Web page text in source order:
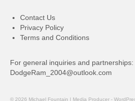
Contact Us
Privacy Policy
Terms and Conditions
For general inquiries and partnerships:
DodgeRam_2004@outlook.com
© 2026 Michael Fountain | Media Producer -